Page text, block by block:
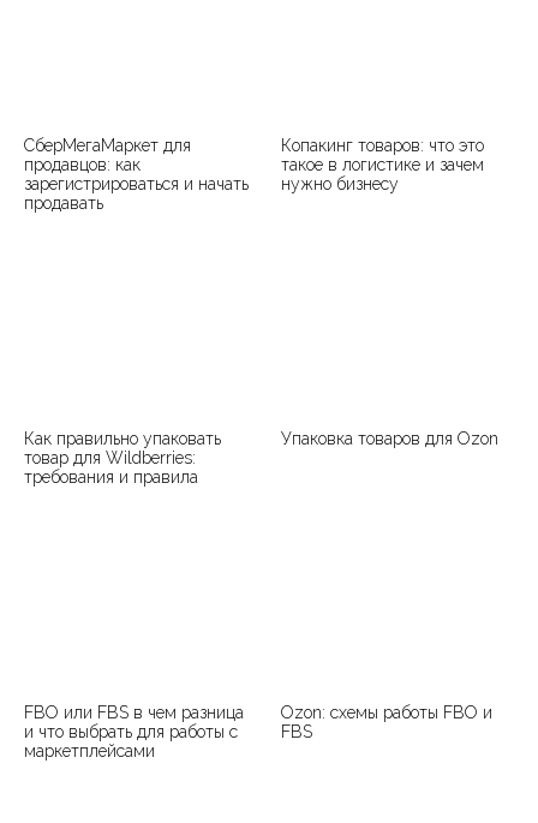
СберМегаМаркет для
продавцов: как
зарегистрироваться и начать
продавать
Копакинг товаров: что это
такое в логистике и зачем
нужно бизнесу
Как правильно упаковать
товар для Wildberries:
требования и правила
Упаковка товаров для Ozon
FBO или FBS в чем разница
и что выбрать для работы с
маркетплейсами
Ozon: схемы работы FBO и
FBS